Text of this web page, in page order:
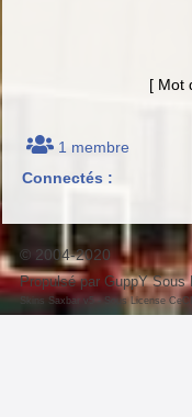
[ Mot
1 membre
Connectés :
© 2004-2020
Propulsé par GuppYSous
Skins Saxbar v5 - Sous License